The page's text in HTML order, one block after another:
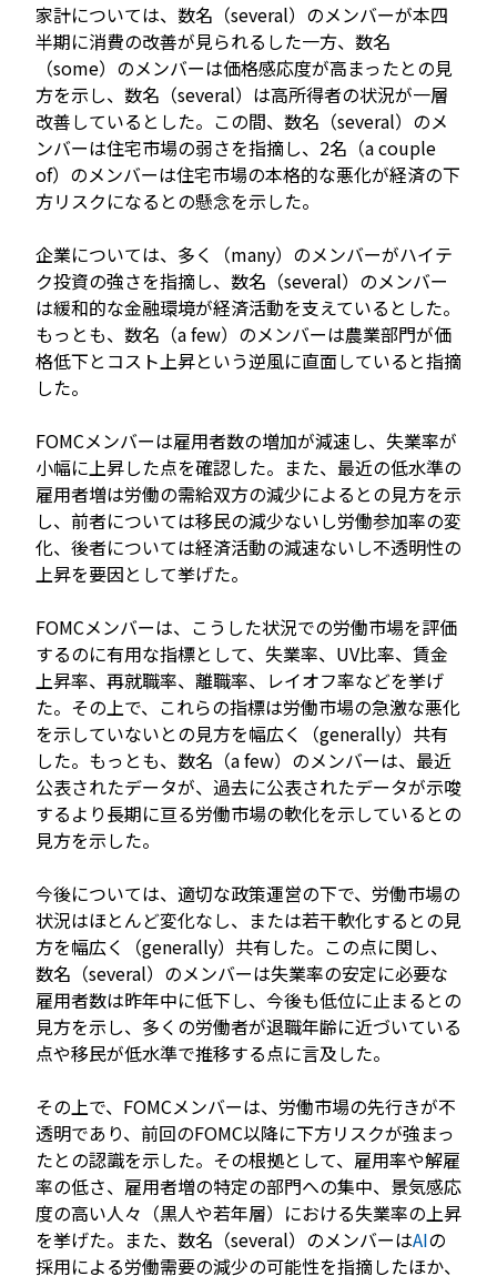
家計については、数名（several）のメンバーが本四
半期に消費の改善が見られるした一方、数名
（some）のメンバーは価格感応度が高まったとの見
方を示し、数名（several）は高所得者の状況が一層
改善しているとした。この間、数名（several）のメ
ンバーは住宅市場の弱さを指摘し、2名（a couple
of）のメンバーは住宅市場の本格的な悪化が経済の下
方リスクになるとの懸念を示した。
企業については、多く（many）のメンバーがハイテ
ク投資の強さを指摘し、数名（several）のメンバー
は緩和的な金融環境が経済活動を支えているとした。
もっとも、数名（a few）のメンバーは農業部門が価
格低下とコスト上昇という逆風に直面していると指摘
した。
FOMCメンバーは雇用者数の増加が減速し、失業率が
小幅に上昇した点を確認した。また、最近の低水準の
雇用者増は労働の需給双方の減少によるとの見方を示
し、前者については移民の減少ないし労働参加率の変
化、後者については経済活動の減速ないし不透明性の
上昇を要因として挙げた。
FOMCメンバーは、こうした状況での労働市場を評価
するのに有用な指標として、失業率、UV比率、賃金
上昇率、再就職率、離職率、レイオフ率などを挙げ
た。その上で、これらの指標は労働市場の急激な悪化
を示していないとの見方を幅広く（generally）共有
した。もっとも、数名（a few）のメンバーは、最近
公表されたデータが、過去に公表されたデータが示唆
するより長期に亘る労働市場の軟化を示しているとの
見方を示した。
今後については、適切な政策運営の下で、労働市場の
状況はほとんど変化なし、または若干軟化するとの見
方を幅広く（generally）共有した。この点に関し、
数名（several）のメンバーは失業率の安定に必要な
雇用者数は昨年中に低下し、今後も低位に止まるとの
見方を示し、多くの労働者が退職年齢に近づいている
点や移民が低水準で推移する点に言及した。
その上で、FOMCメンバーは、労働市場の先行きが不
透明であり、前回のFOMC以降に下方リスクが強まっ
たとの認識を示した。その根拠として、雇用率や解雇
率の低さ、雇用者増の特定の部門への集中、景気感応
度の高い人々（黒人や若年層）における失業率の上昇
を挙げた。また、数名（several）のメンバーはAIの
採用による労働需要の減少の可能性を指摘したほか、